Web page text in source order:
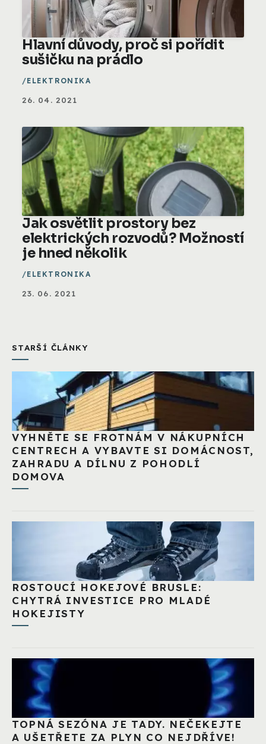
Hlavní důvody, proč si pořídit
sušičku na prádlo
ELEKTRONIKA
26. 04. 2021
Jak osvětlit prostory bez
elektrických rozvodů? Možností
je hned několik
ELEKTRONIKA
23. 06. 2021
STARŠÍ ČLÁNKY
VYHNĚTE SE FROTNÁM V NÁKUPNÍCH
CENTRECH A VYBAVTE SI DOMÁCNOST,
ZAHRADU A DÍLNU Z POHODLÍ
DOMOVA
ROSTOUCÍ HOKEJOVÉ BRUSLE:
CHYTRÁ INVESTICE PRO MLADÉ
HOKEJISTY
TOPNÁ SEZÓNA JE TADY. NEČEKEJTE
A UŠETŘETE ZA PLYN CO NEJDŘÍVE!